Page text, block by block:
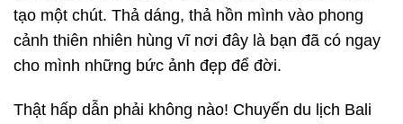
tạo một chút. Thả dáng, thả hồn mình vào phong
cảnh thiên nhiên hùng vĩ nơi đây là bạn đã có ngay
cho mình những bức ảnh đẹp để đời.
Thật hấp dẫn phải không nào! Chuyến du lịch Bali